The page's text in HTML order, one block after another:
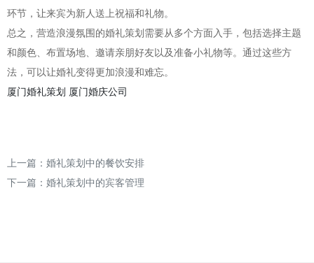
环节，让来宾为新人送上祝福和礼物。
总之，营造浪漫氛围的婚礼策划需要从多个方面入手，包括选择主题
和颜色、布置场地、邀请亲朋好友以及准备小礼物等。通过这些方
法，可以让婚礼变得更加浪漫和难忘。
厦门婚礼策划 厦门婚庆公司
上一篇： 婚礼策划中的餐饮安排
下一篇： 婚礼策划中的宾客管理